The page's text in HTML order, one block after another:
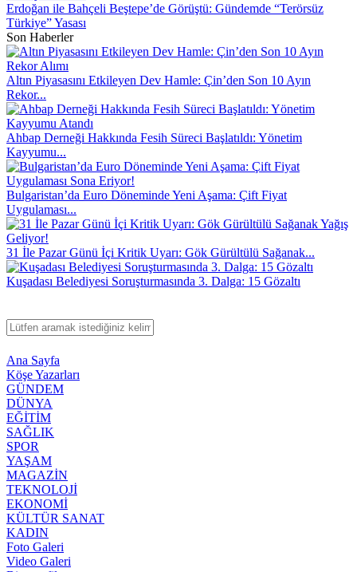
Erdoğan ile Bahçeli Beştepe’de Görüştü: Gündemde “Terörsüz
Türkiye” Yasası
Son Haberler
Altın Piyasasını Etkileyen Dev Hamle: Çin’den Son 10 Ayın
Rekor...
Ahbap Derneği Hakkında Fesih Süreci Başlatıldı: Yönetim
Kayyumu...
Bulgaristan’da Euro Döneminde Yeni Aşama: Çift Fiyat
Uygulaması...
31 İle Pazar Günü İçi Kritik Uyarı: Gök Gürültülü Sağanak...
Kuşadası Belediyesi Soruşturmasında 3. Dalga: 15 Gözaltı
Ana Sayfa
Köşe Yazarları
GÜNDEM
DÜNYA
EĞİTİM
SAĞLIK
SPOR
YAŞAM
MAGAZİN
TEKNOLOJİ
EKONOMİ
KÜLTÜR SANAT
KADIN
Foto Galeri
Video Galeri